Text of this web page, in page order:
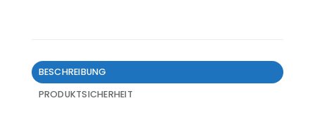
BESCHREIBUNG
PRODUKTSICHERHEIT